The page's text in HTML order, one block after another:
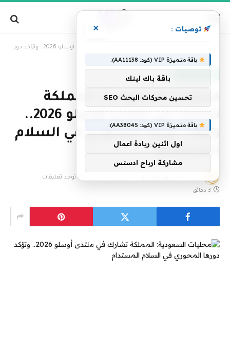
محليات السعودية: المملكة تشارك في منتدى أوسلو 2026.. وتؤكد دورها المحوري في السلام المستدام
محليات السعودية: المملكة
تشارك في منتدى أوسلو 2026..
وتؤكد دورها المحوري في السلام
المستدام
لا توجد تعليقات
3 دقائق
توصيات : ×
باقة متميزة VIP (كود: AA11138):
باقة باك لينك
تحسين محركات البحث SEO
باقة متميزة VIP (كود: AA38045):
اول اثنين ريادة اعمال
مشاركة ارباح ادسنس